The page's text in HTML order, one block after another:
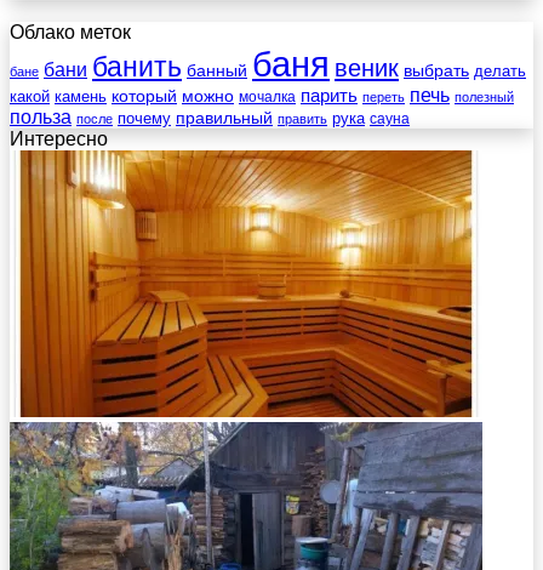
Облако меток
бане бани банить банный баня веник выбрать делать
какой камень который можно мочалка парить переть печь полезный
польза после почему правильный править рука сауна
Интересно